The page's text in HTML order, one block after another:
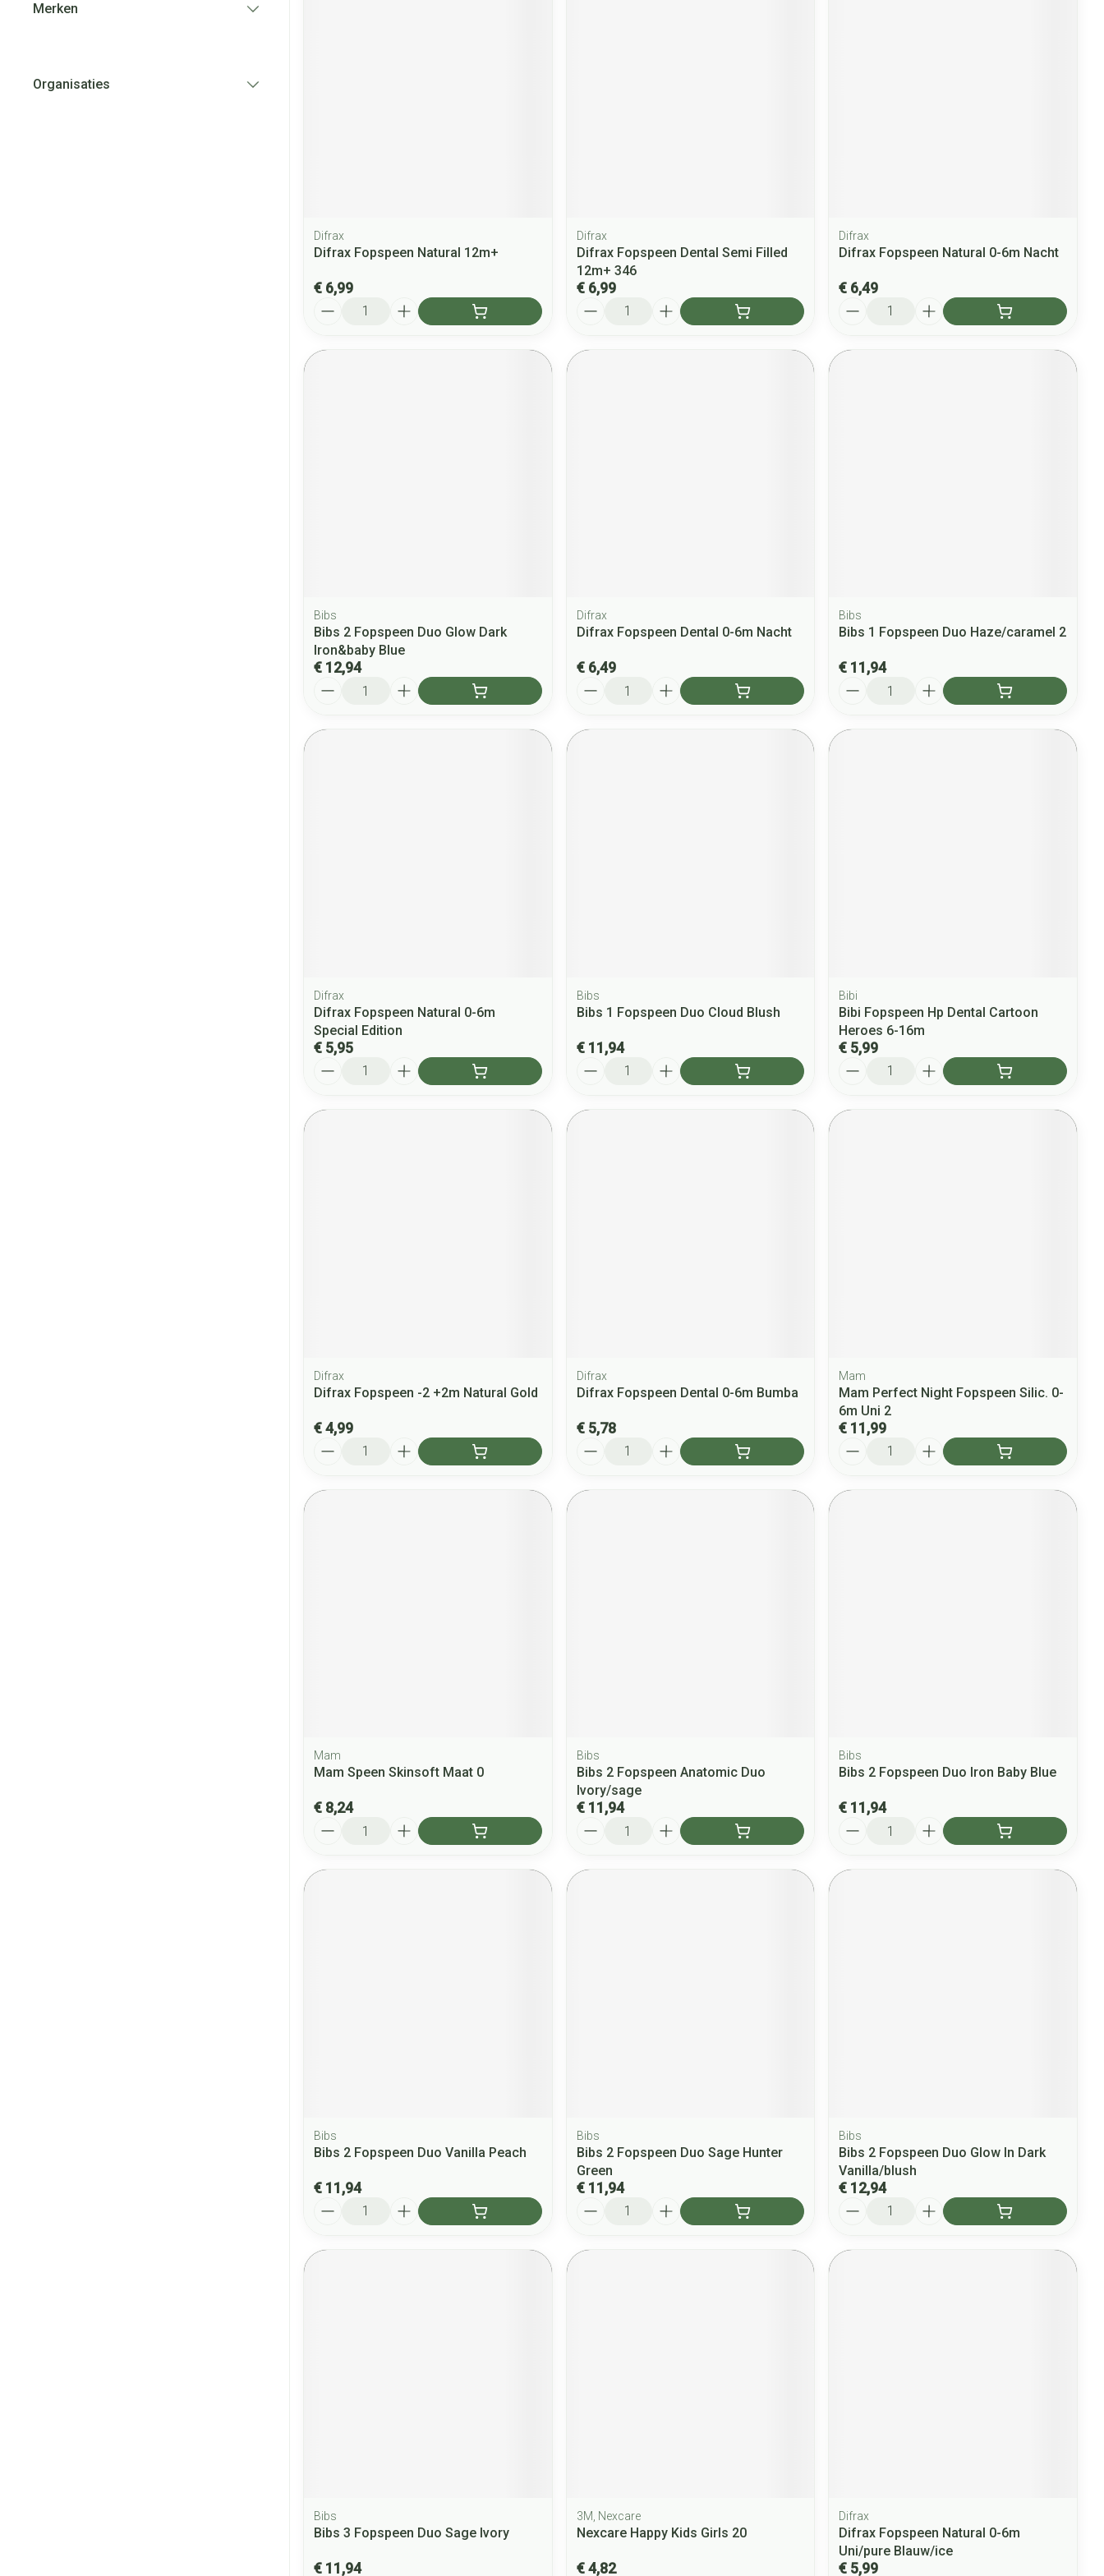
Merken
Organisaties
Difrax
Difrax Fopspeen Natural 12m+
€ 6,99
Difrax
Difrax Fopspeen Dental Semi Filled
12m+ 346
€ 6,99
Difrax
Difrax Fopspeen Natural 0-6m Nacht
€ 6,49
Bibs
Bibs 2 Fopspeen Duo Glow Dark
Iron&baby Blue
€ 12,94
Difrax
Difrax Fopspeen Dental 0-6m Nacht
€ 6,49
Bibs
Bibs 1 Fopspeen Duo Haze/caramel 2
€ 11,94
Difrax
Difrax Fopspeen Natural 0-6m
Special Edition
€ 5,95
Bibs
Bibs 1 Fopspeen Duo Cloud Blush
€ 11,94
Bibi
Bibi Fopspeen Hp Dental Cartoon
Heroes 6-16m
€ 5,99
Difrax
Difrax Fopspeen -2 +2m Natural Gold
€ 4,99
Difrax
Difrax Fopspeen Dental 0-6m Bumba
€ 5,78
Mam
Mam Perfect Night Fopspeen Silic. 0-
6m Uni 2
€ 11,99
Mam
Mam Speen Skinsoft Maat 0
€ 8,24
Bibs
Bibs 2 Fopspeen Anatomic Duo
Ivory/sage
€ 11,94
Bibs
Bibs 2 Fopspeen Duo Iron Baby Blue
€ 11,94
Bibs
Bibs 2 Fopspeen Duo Vanilla Peach
€ 11,94
Bibs
Bibs 2 Fopspeen Duo Sage Hunter
Green
€ 11,94
Bibs
Bibs 2 Fopspeen Duo Glow In Dark
Vanilla/blush
€ 12,94
Bibs
Bibs 3 Fopspeen Duo Sage Ivory
€ 11,94
3M, Nexcare
Nexcare Happy Kids Girls 20
€ 4,82
Difrax
Difrax Fopspeen Natural 0-6m
Uni/pure Blauw/ice
€ 5,99